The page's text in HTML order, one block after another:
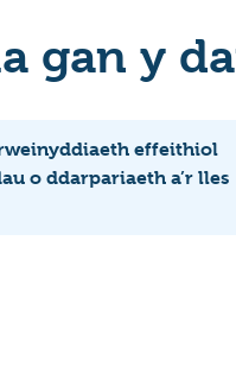
gan y
effeithiol
o ddarpariaeth a’r lles